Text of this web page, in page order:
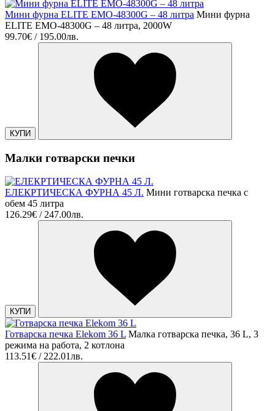
Мини фурна ELITE EMO-48300G – 48 литра Мини фурна
ELITE EMO-48300G – 48 литра, 2000W
99.70€ / 195.00лв.
КУПИ
Малки готварски печки
ЕЛЕКРТИЧЕСКА ФУРНА 45 Л. Мини готварска печка с
обем 45 литра
126.29€ / 247.00лв.
КУПИ
Готварска печка Elekom 36 L Малка готварска печка, 36 L, 3
режима на работа, 2 котлона
113.51€ / 222.01лв.